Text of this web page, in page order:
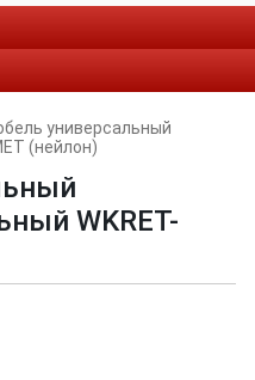
универсальный
(нейлон)
WKRET-